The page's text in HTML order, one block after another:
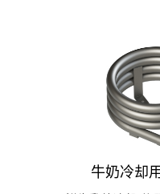
牛奶冷却